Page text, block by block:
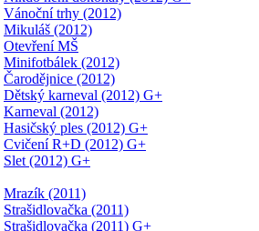
Vánoční trhy (2012)
Mikuláš (2012)
Otevření MŠ
Minifotbálek (2012)
Čarodějnice (2012)
Dětský karneval (2012) G+
Karneval (2012)
Hasičský ples (2012) G+
Cvičení R+D (2012) G+
Slet (2012) G+
Mrazík (2011)
Strašidlovačka (2011)
Strašidlovačka (2011) G+